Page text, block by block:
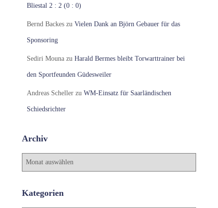
Bliestal 2 : 2 (0 : 0)
Bernd Backes zu Vielen Dank an Björn Gebauer für das
Sponsoring
Sediri Mouna zu Harald Bermes bleibt Torwarttrainer bei
den Sportfeunden Güdesweiler
Andreas Scheller zu WM-Einsatz für Saarländischen
Schiedsrichter
Archiv
A
h
Kategorien